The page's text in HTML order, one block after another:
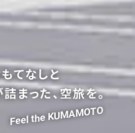
てなしと
まった、空旅を。
Feel the KUMAMOTO